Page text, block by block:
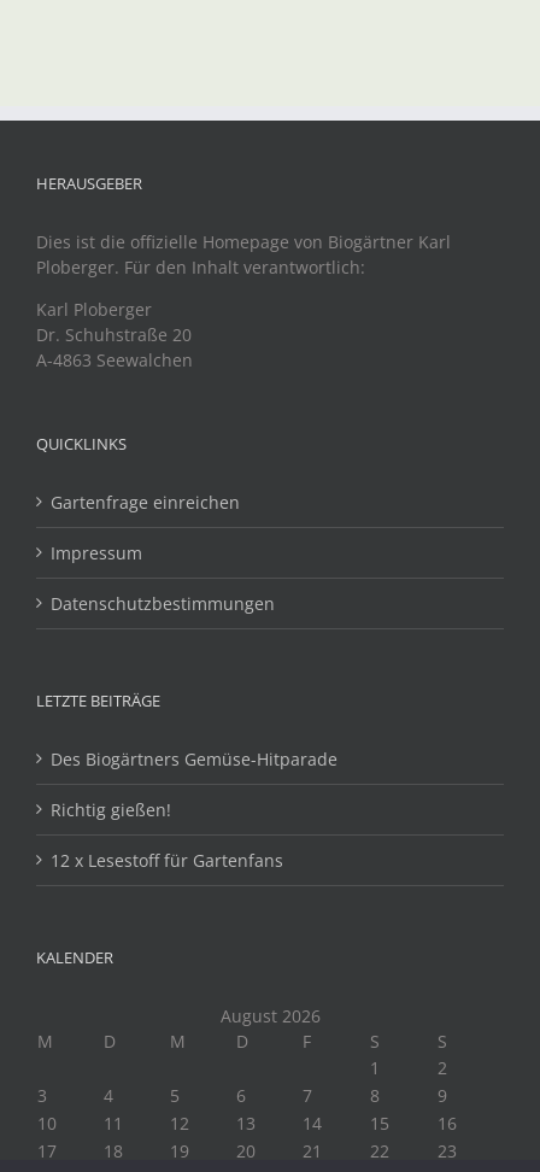
HERAUSGEBER
Dies ist die offizielle Homepage von Biogärtner Karl
Ploberger. Für den Inhalt verantwortlich:
Karl Ploberger
Dr. Schuhstraße 20
A-4863 Seewalchen
QUICKLINKS
Gartenfrage einreichen
Impressum
Datenschutzbestimmungen
LETZTE BEITRÄGE
Des Biogärtners Gemüse-Hitparade
Richtig gießen!
12 x Lesestoff für Gartenfans
KALENDER
August 2026
M
D M D F S
S
1
2
3
4 5 6 7 8
9
10
11 12 13 14 15
16
17
18 19 20 21 22
23